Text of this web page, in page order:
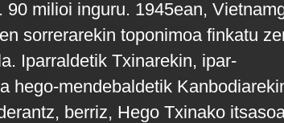
milioi inguru. 1945ean,
sorrerarekin toponimoa finkatu
Iparraldetik Txinarekin, ipar-
hego-mendebaldetik
berriz, Hego Txinako